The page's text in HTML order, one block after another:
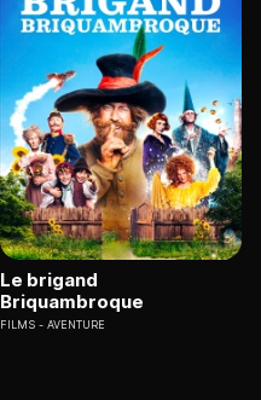
Le brigand
Briquambroque
FILMS AVENTURE